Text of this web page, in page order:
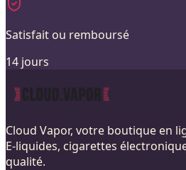
Satisfait ou remboursé
14 jours
Cloud Vapor, votre boutique en
E-liquides, cigarettes
qualité.